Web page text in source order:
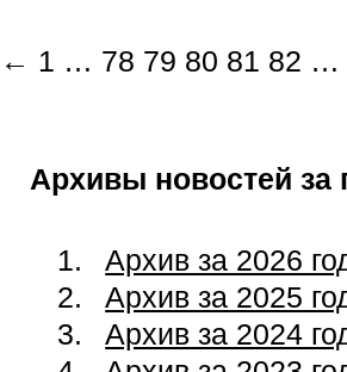
← 1 … 78 79 80 81 82 …
Архивы новостей
Архив за 2026
Архив за 2025
Архив за 2024